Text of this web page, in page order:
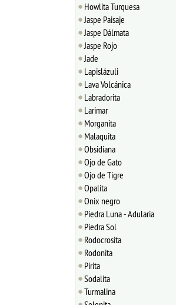
Howlita Turquesa
Jaspe Paisaje
Jaspe Dálmata
Jaspe Rojo
Jade
Lapislázuli
Lava Volcánica
Labradorita
Larimar
Morganita
Malaquita
Obsidiana
Ojo de Gato
Ojo de Tigre
Opalita
Onix negro
Piedra Luna - Adularia
Piedra Sol
Rodocrosita
Rodonita
Pirita
Sodalita
Turmalina